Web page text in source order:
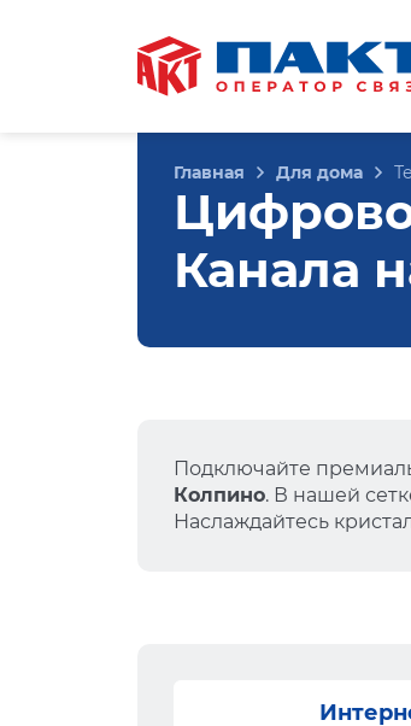
Главная Для дома
Канала
Подключайте
Колпино. В нашей
Наслаждайтесь